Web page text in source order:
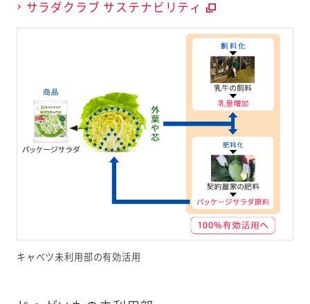
しながら日
持ちを延長
できる当社
独自の技術
サラダクラブ サステナビリティ
キャベツ未利用部の有効活用